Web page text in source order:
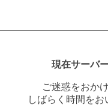
現在サーバ
ご迷惑をおか
しばらく時間を